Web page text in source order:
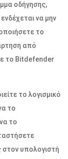
οδήγησης,
να μην
το
από
το Bitdefender
το λογισμικό
το
το
υπολογιστή